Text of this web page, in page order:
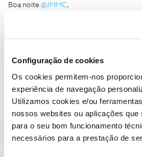
Configuração de cookies
Os cookies permitem-nos
experiência de navegação
Utilizamos cookies e/ou
nossos websites ou aplicações que
para o seu bom funcionamento
necessários para a prestação de
Boa noite @JMMC,
Deste modo, se pretender, envie-nos
Ajude a comunidade a encontrar
como "Melhor Resposta" e faça "Like"